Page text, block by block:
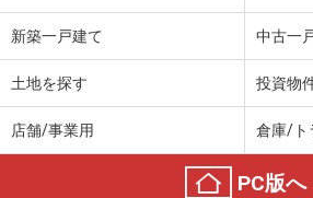
4.30万円
長野県塩尻市大字広丘高出
新築一戸建て 中古一
土地を探す 投資物
店舗/事業用 倉庫/ト
PC版へ